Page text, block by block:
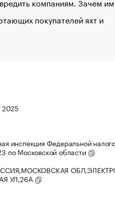
покупателей яхт и
2025
инспекция Федеральной
по Московской области
УЛ,26А